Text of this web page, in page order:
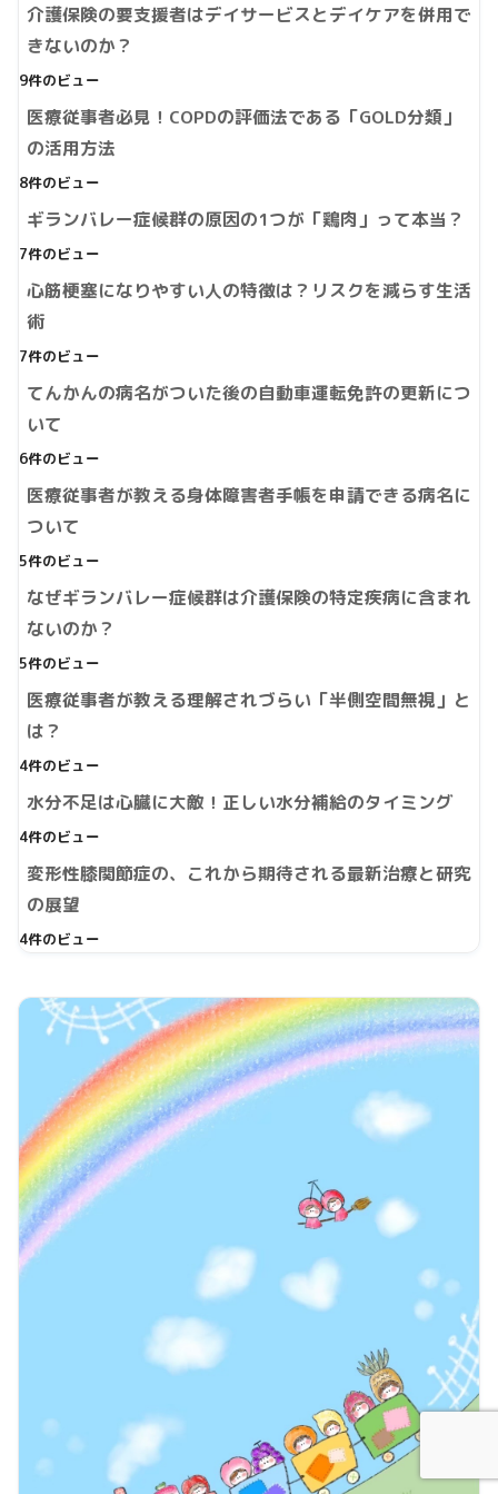
介護保険の要支援者はデイサービスとデイケアを併用で
きないのか？
9件のビュー
医療従事者必見！COPDの評価法である「GOLD分類」
の活用方法
8件のビュー
ギランバレー症候群の原因の1つが「鶏肉」って本当？
7件のビュー
心筋梗塞になりやすい人の特徴は？リスクを減らす生活
術
7件のビュー
てんかんの病名がついた後の自動車運転免許の更新につ
いて
6件のビュー
医療従事者が教える身体障害者手帳を申請できる病名に
ついて
5件のビュー
なぜギランバレー症候群は介護保険の特定疾病に含まれ
ないのか？
5件のビュー
医療従事者が教える理解されづらい「半側空間無視」と
は？
4件のビュー
水分不足は心臓に大敵！正しい水分補給のタイミング
4件のビュー
変形性膝関節症の、これから期待される最新治療と研究
の展望
4件のビュー